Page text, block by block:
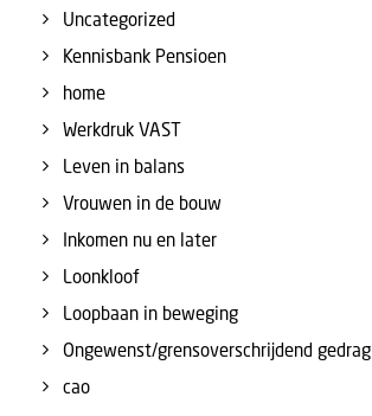
Uncategorized
Kennisbank Pensioen
home
Werkdruk VAST
Leven in balans
Vrouwen in de bouw
Inkomen nu en later
Loonkloof
Loopbaan in beweging
Ongewenst/grensoverschrijdend gedrag
cao